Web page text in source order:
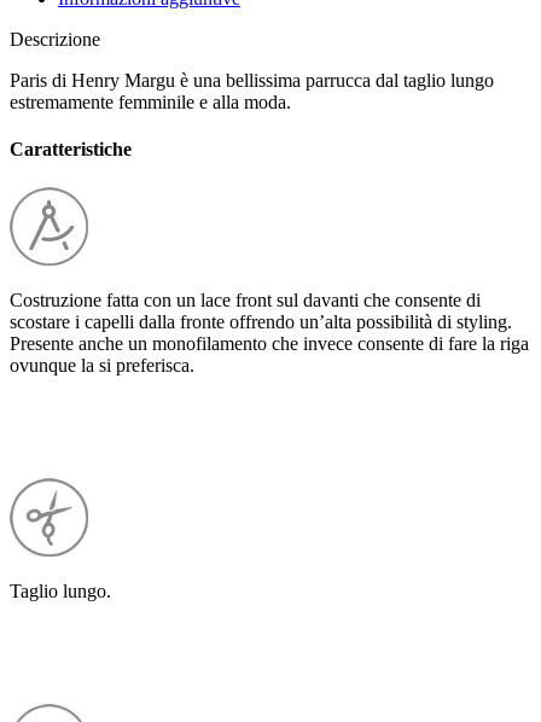
Descrizione
Paris di Henry Margu è una bellissima parrucca dal taglio lungo
estremamente femminile e alla moda.
Caratteristiche
Costruzione fatta con un lace front sul davanti che consente di
scostare i capelli dalla fronte offrendo un’alta possibilità di styling.
Presente anche un monofilamento che invece consente di fare la riga
ovunque la si preferisca.
Taglio lungo.